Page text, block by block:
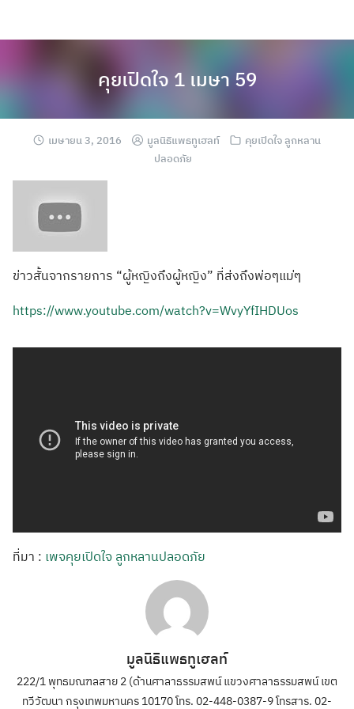
คุยเปิดใจ 1 เมษา 59
เมษายน 3, 2016 มูลนิธิแพธทูเฮลท์
คุยเปิดใจ ลูกหลาน
ปลอดภัย
ข่าวสั้นจากรายการ “ผู้หญิงถึงผู้หญิง” ที่ส่งถึงพ่อๆแม่ๆ
https://www.youtube.com/watch?v=WvyYfIHDUos
ที่มา : เพจคุยเปิดใจ ลูกหลานปลอดภัย
มูลนิธิแพธทูเฮลท์
222/1 พุทธมณฑลสาย 2 (ด้านศาลาธรรมสพน์ แขวงศาลาธรรมสพน์ เขต
ทวีวัฒนา กรุงเทพมหานคร 10170 โทร. 02-448-0387-9 โทรสาร. 02-